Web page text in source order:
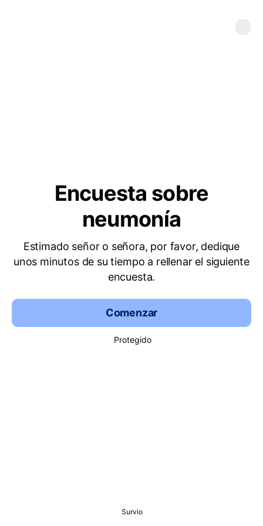
Encuesta sobre
neumonía
Estimado señor o señora, por favor, dedique
unos minutos de su tiempo a rellenar el siguiente
encuesta.
Comenzar
Protegido
Survio